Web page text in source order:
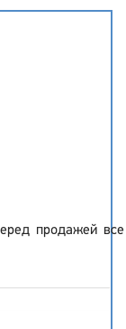
продажей все